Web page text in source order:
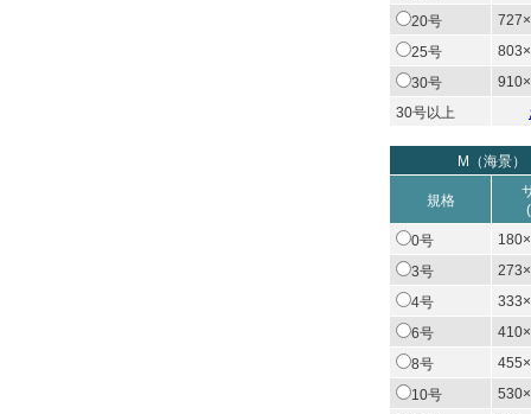
20号
25号
30号
30号以上
M（海景）
規格
0号
3号
4号
6号
8号
10号